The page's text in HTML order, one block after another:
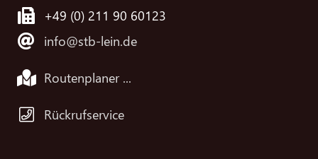
+49 (0) 211 90 60123
info@stb-lein.de
Routenplaner ...
Rückrufservice